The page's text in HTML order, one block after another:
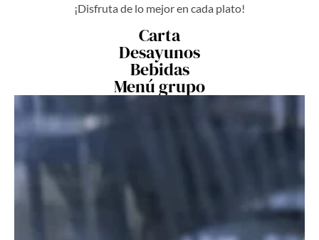
¡Disfruta de lo mejor en cada plato!
Carta
Desayunos
Bebidas
Menú grupo